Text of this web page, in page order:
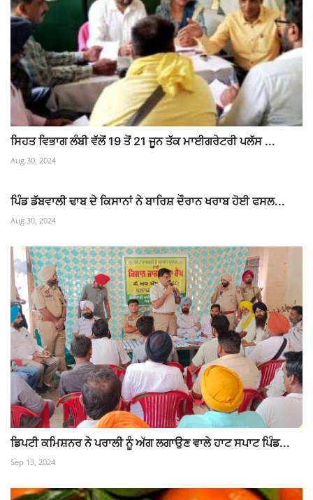
ਸਿਹਤ ਵਿਭਾਗ ਲੰਬੀ ਵੱਲੋਂ 19 ਤੋਂ 21 ਜੂਨ ਤੱਕ ਮਾਈਗਰੇਟਰੀ ਪਲੱਸ ...
Aug 30, 2024
ਪਿੰਡ ਡੱਬਵਾਲੀ ਢਾਬ ਦੇ ਕਿਸਾਨਾਂ ਨੇ ਬਾਰਿਸ਼ ਦੌਰਾਨ ਖਰਾਬ ਹੋਈ ਫਸਲ...
Aug 30, 2024
ਡਿਪਟੀ ਕਮਿਸ਼ਨਰ ਨੇ ਪਰਾਲੀ ਨੂੰ ਅੱਗ ਲਗਾਉਣ ਵਾਲੇ ਹਾਟ ਸਪਾਟ ਪਿੰਡ...
Sep 13, 2024